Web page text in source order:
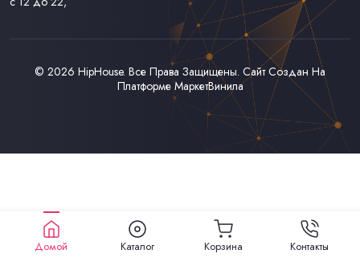
© 2026 HipHouse. Все Права Защищены. Сайт Создан На
Платформе МаркетВинила
Домой Каталог Корзина Контакты